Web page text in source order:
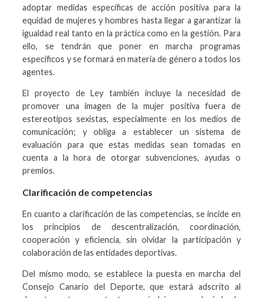
adoptar medidas específicas de acción positiva para la
equidad de mujeres y hombres hasta llegar a garantizar la
igualdad real tanto en la práctica como en la gestión. Para
ello, se tendrán que poner en marcha programas
específicos y se formará en materia de género a todos los
agentes.
El proyecto de Ley también incluye la necesidad de
promover una imagen de la mujer positiva fuera de
estereotipos sexistas, especialmente en los medios de
comunicación; y obliga a establecer un sistema de
evaluación para que estas medidas sean tomadas en
cuenta a la hora de otorgar subvenciones, ayudas o
premios.
Clarificación de competencias
En cuanto a clarificación de las competencias, se incide en
los principios de descentralización, coordinación,
cooperación y eficiencia, sin olvidar la participación y
colaboración de las entidades deportivas.
Del mismo modo, se establece la puesta en marcha del
Consejo Canario del Deporte, que estará adscrito al